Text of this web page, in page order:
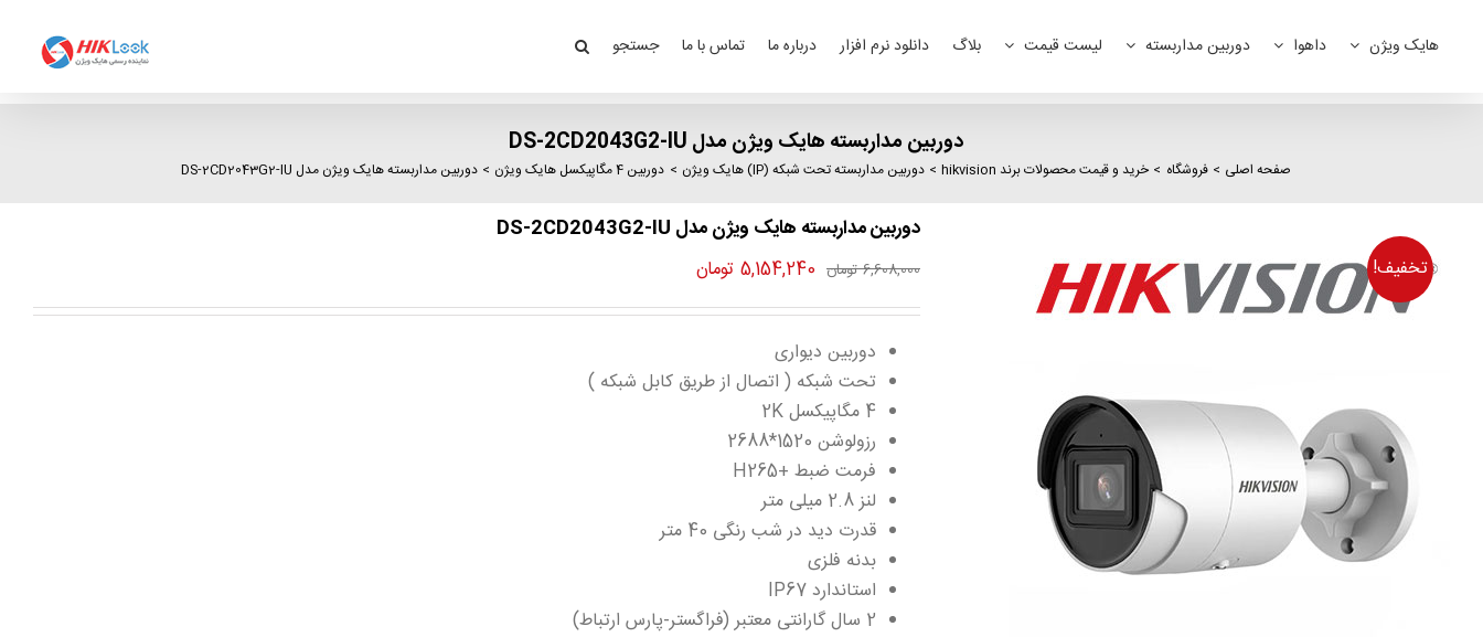
هایک ویژن داهوا دوربین مداربسته لیست قیمت بلاگ دانلود نرم افزار درباره ما تماس با ما جستجو
دوربین مداربسته هایک ویژن مدل DS-2CD2043G2-IU
صفحه اصلی فروشگاه خرید و قیمت محصولات برند hikvision دوربین مداربسته تحت شبکه (IP) هایک ویژن دوربین 4 مگاپیکسل هایک ویژن دوربین مداربسته هایک ویژن مدل DS-2CD2043G2-IU
تخفیف!
دوربین مداربسته هایک ویژن مدل DS-2CD2043G2-IU
6,608,000تومان قیمت
بود.
5,154,240 تومانقیمت
دوربین دیواری
تحت شبکه ( اتصال از طریق کابل شبکه )
4 مگاپیکسل 2K
رزولوشن 1520*2688
فرمت ضبط +H265
لنز 2.8 میلی متر
قدرت دید در شب رنگی 40 متر
بدنه فلزی
استاندارد IP67
2 سال گارانتی معتبر (فراگستر-پارس ارتباط)